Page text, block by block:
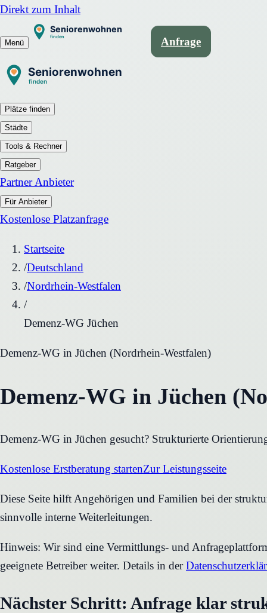
Direkt zum Inhalt
Menü Anfrage
Plätze finden
Städte
Tools & Rechner
Ratgeber
Partner Anbieter
Für Anbieter
Kostenlose Platzanfrage
Startseite
/Deutschland
/Nordrhein-Westfalen
/
Demenz-WG Jüchen
Demenz-WG in Jüchen (Nordrhein-Westfalen)
Demenz-WG in Jüchen
Demenz-WG in Jüchen gesucht? Strukturierte
Kostenlose Erstberatung startenZur Leistungsseite
Diese Seite hilft Angehörigen und Familien bei der
sinnvolle interne Weiterleitungen.
Hinweis: Wir sind eine Vermittlungs- und
geeignete Betreiber weiter. Details in der
Nächster Schritt: Anfrage klar